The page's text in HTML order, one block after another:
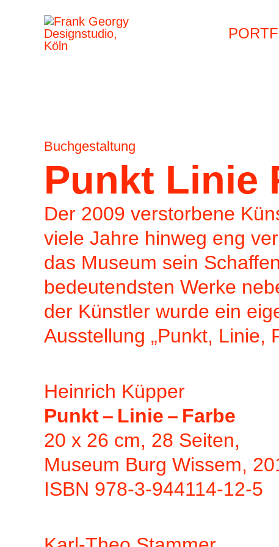
Buchgestaltung
Punkt Linie
Der 2009 verstorbene
viele Jahre hinweg eng
das Museum sein
bedeutendsten Werke
der Künstler wurde ein
Ausstellung „Punkt, Linie,
Heinrich Küpper
Punkt – Linie – Farbe
20 x 26 cm, 28 Seiten,
Museum Burg Wissem,
ISBN 978-3-944114-12-5